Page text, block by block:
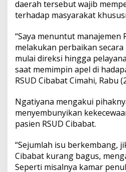
daerah tersebut wajib
terhadap masyarakat
“Saya menuntut manajemen
melakukan perbaikan
mulai direksi hingga
saat memimpin apel di
RSUD Cibabat Cimahi, Rabu
Ngatiyana mengakui
menyembunyikan
pasien RSUD Cibabat.
“Sejumlah isu berkembang,
Cibabat kurang bagus,
Seperti misalnya kamar